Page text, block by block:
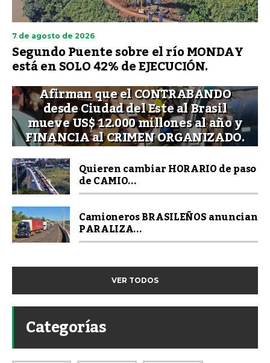
7 de agosto de 2026
Segundo Puente sobre el río MONDAY
está en SOLO 42% de EJECUCIÓN.
Afirman que el CONTRABANDO
desde Ciudad del Este al Brasil
mueve US$ 12.000 millones al año y
FINANCIA al CRIMEN ORGANIZADO.
Quieren cambiar HORARIO de paso
de CAMIO...
Camioneros BRASILEÑOS anuncian
PARALIZA...
VER TODOS
Categorías